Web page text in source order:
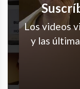
Cada
Los videos
y las